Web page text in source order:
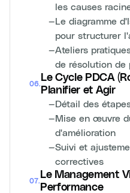
les causes
—Le diagramme
pour structurer
—Ateliers
de résolution de
06.
Le Cycle PDCA
Planifier et Agir
—Détail des
—Mise en œuvre
d'amélioration
—Suivi et
correctives
07.
Le Management
Performance